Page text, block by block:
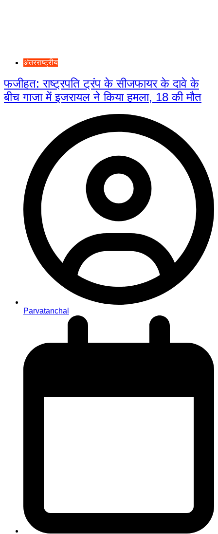
अंतरराष्ट्रीय
फजीहत: राष्ट्रपति ट्रंप के सीजफायर के दावे के
बीच गाजा में इजरायल ने किया हमला, 18 की मौत
Parvatanchal